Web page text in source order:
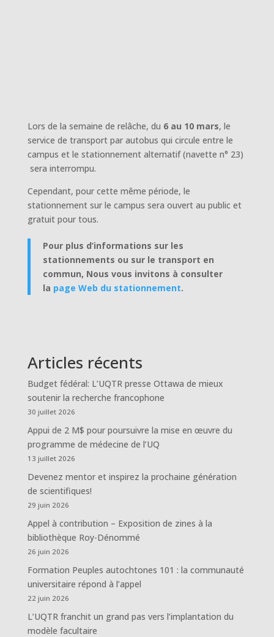
Lors de la semaine de relâche, du 6 au 10 mars, le
service de transport par autobus qui circule entre le
campus et le stationnement alternatif (navette n° 23)
sera interrompu.
Cependant, pour cette même période, le
stationnement sur le campus sera ouvert au public et
gratuit pour tous.
Pour plus d’informations sur les
stationnements ou sur le transport en
commun, Nous vous invitons à consulter
la page Web du stationnement.
Articles récents
Budget fédéral: L’UQTR presse Ottawa de mieux
soutenir la recherche francophone
30 juillet 2026
Appui de 2 M$ pour poursuivre la mise en œuvre du
programme de médecine de l’UQ
13 juillet 2026
Devenez mentor et inspirez la prochaine génération
de scientifiques!
29 juin 2026
Appel à contribution – Exposition de zines à la
bibliothèque Roy-Dénommé
26 juin 2026
Formation Peuples autochtones 101 : la communauté
universitaire répond à l’appel
22 juin 2026
L’UQTR franchit un grand pas vers l’implantation du
modèle facultaire